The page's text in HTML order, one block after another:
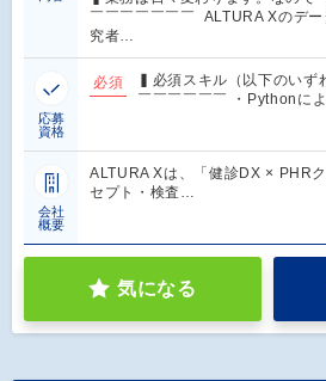
￣￣￣￣￣￣￣ ALTURA Xのデ
究者…
応募
資格
必須
▍必須スキル（以下のいず
￣￣￣￣￣￣ ・Pythonに
会社
概要
ALTURA Xは、「健診DX × PHR
セプト・検査…
気になる